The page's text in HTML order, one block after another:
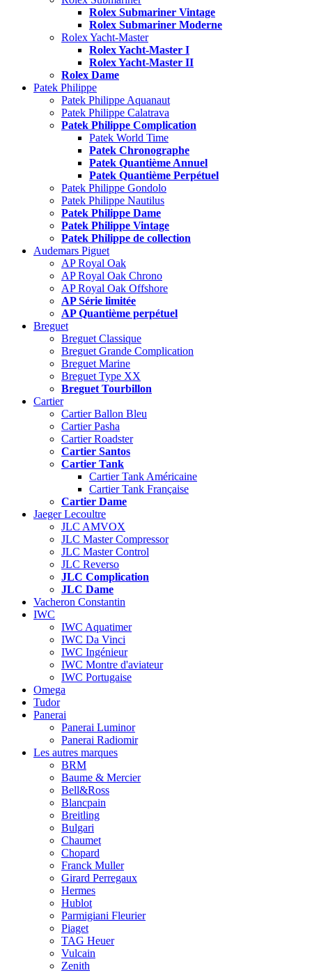
Rolex Submariner Vintage
Rolex Submariner Moderne
Rolex Yacht-Master
Rolex Yacht-Master I
Rolex Yacht-Master II
Rolex Dame
Patek Philippe
Patek Philippe Aquanaut
Patek Philippe Calatrava
Patek Philippe Complication
Patek World Time
Patek Chronographe
Patek Quantième Annuel
Patek Quantième Perpétuel
Patek Philippe Gondolo
Patek Philippe Nautilus
Patek Philippe Dame
Patek Philippe Vintage
Patek Philippe de collection
Audemars Piguet
AP Royal Oak
AP Royal Oak Chrono
AP Royal Oak Offshore
AP Série limitée
AP Quantième perpétuel
Breguet
Breguet Classique
Breguet Grande Complication
Breguet Marine
Breguet Type XX
Breguet Tourbillon
Cartier
Cartier Ballon Bleu
Cartier Pasha
Cartier Roadster
Cartier Santos
Cartier Tank
Cartier Tank Américaine
Cartier Tank Française
Cartier Dame
Jaeger Lecoultre
JLC AMVOX
JLC Master Compressor
JLC Master Control
JLC Reverso
JLC Complication
JLC Dame
Vacheron Constantin
IWC
IWC Aquatimer
IWC Da Vinci
IWC Ingénieur
IWC Montre d'aviateur
IWC Portugaise
Omega
Tudor
Panerai
Panerai Luminor
Panerai Radiomir
Les autres marques
BRM
Baume & Mercier
Bell&Ross
Blancpain
Breitling
Bulgari
Chaumet
Chopard
Franck Muller
Girard Perregaux
Hermes
Hublot
Parmigiani Fleurier
Piaget
TAG Heuer
Vulcain
Zenith